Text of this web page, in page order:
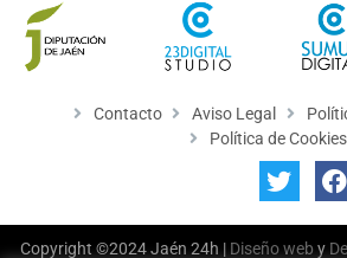
Contacto Aviso Legal
Política de Cookies
Copyright ©2024 Jaén 24h | Diseño web y